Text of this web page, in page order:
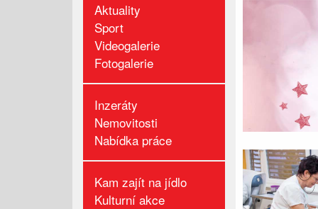
Aktuality
Sport
Videogalerie
Fotogalerie
Inzeráty
Nemovitosti
Nabídka práce
Kam zajít na jídlo
Kulturní akce